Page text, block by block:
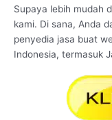
Supaya lebih mudah
kami. Di sana, Anda
penyedia jasa buat
Indonesia, termasuk